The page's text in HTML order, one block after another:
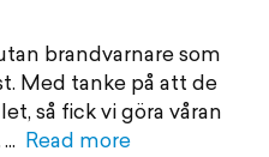
brandvarnare som
Med tanke på att de
så fick vi göra våran
Read more